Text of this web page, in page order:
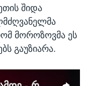
შიდა
მოროზოვმა ეს
გაუზიარა.